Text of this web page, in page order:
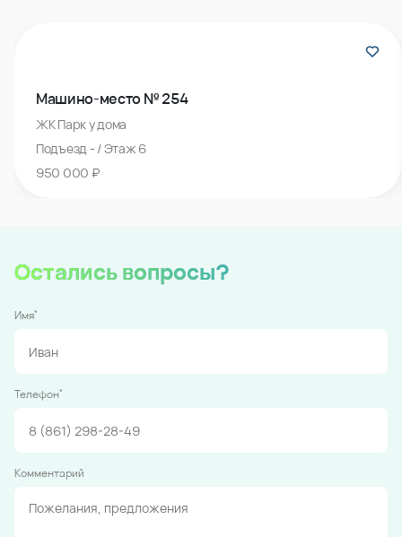
Машино-место № 254
ЖК Парк у дома
Подъезд - / Этаж 6
950 000 ₽
Остались вопросы?
Имя*
Телефон*
Комментарий